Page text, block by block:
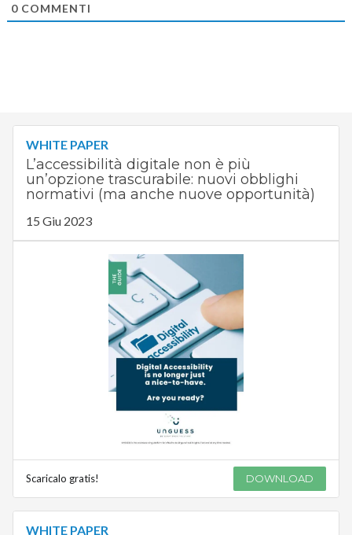
0COMMENTI
WHITE PAPER
L’accessibilità digitale non è più
un’opzione trascurabile: nuovi obblighi
normativi (ma anche nuove opportunità)
15 Giu 2023
Scaricalo gratis! DOWNLOAD
WHITE PAPER